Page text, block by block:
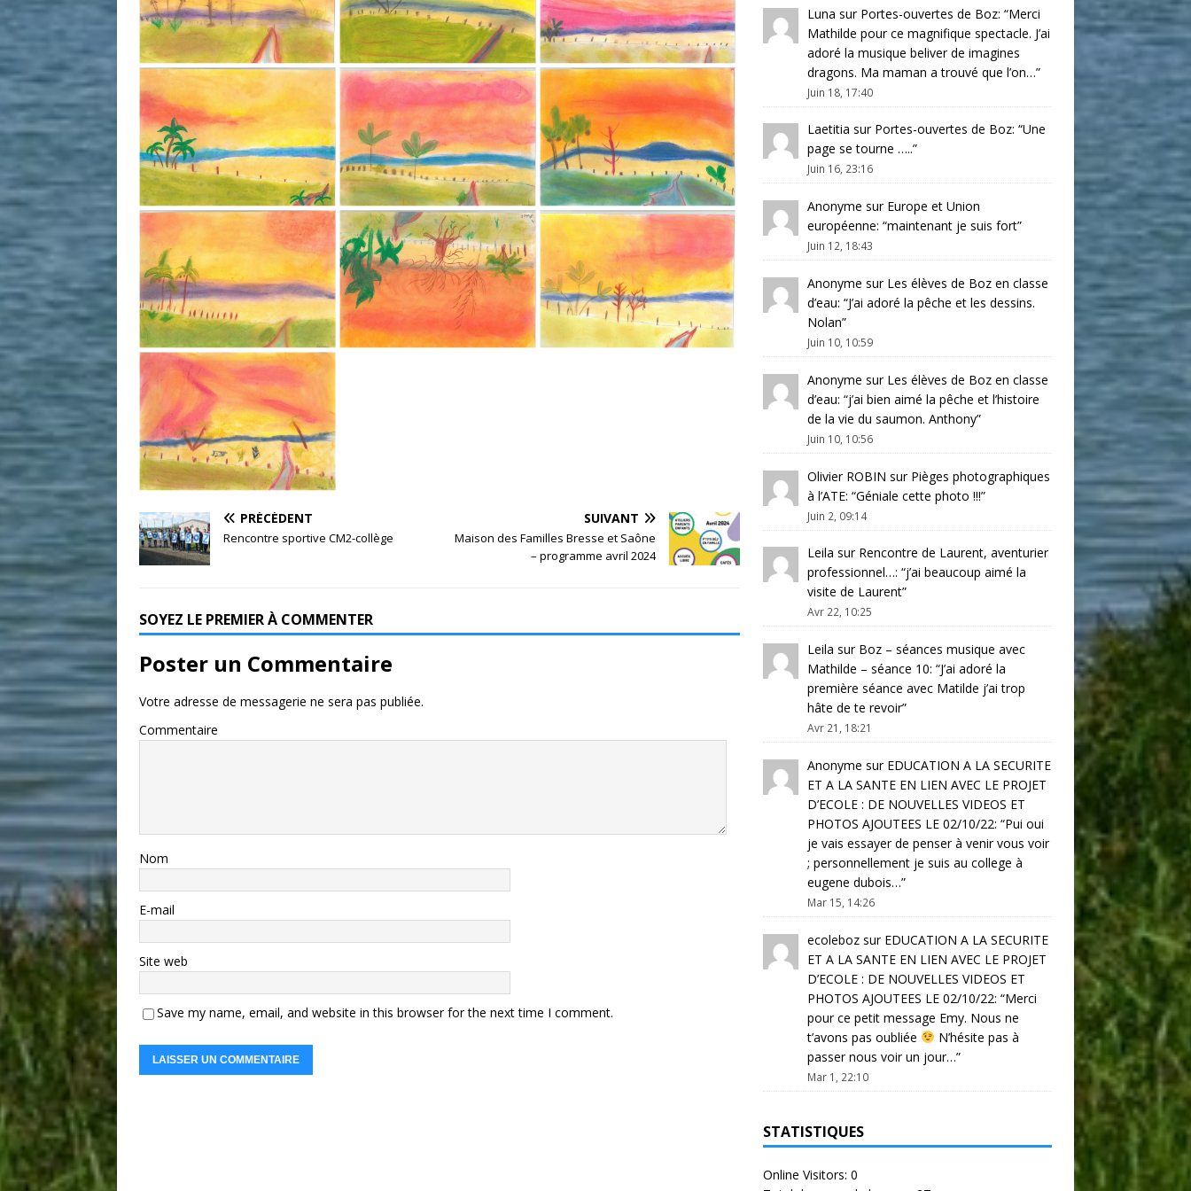
PRÉCÉDENT
Rencontre sportive CM2-collège
SUIVANT
Maison des Familles Bresse et Saône
– programme avril 2024
SOYEZ LE PREMIER À COMMENTER
Poster un Commentaire
Votre adresse de messagerie ne sera pas publiée.
Commentaire
Nom
E-mail
Site web
Save my name, email, and website in this browser for the next time I comment.
Luna sur Portes-ouvertes de Boz: “Merci
Mathilde pour ce magnifique spectacle. J’ai
adoré la musique beliver de imagines
dragons. Ma maman a trouvé que l’on…”
Juin 18, 17:40
Laetitia sur Portes-ouvertes de Boz: “Une
page se tourne …..”
Juin 16, 23:16
Anonyme sur Europe et Union
européenne: “maintenant je suis fort”
Juin 12, 18:43
Anonyme sur Les élèves de Boz en classe
d’eau: “J’ai adoré la pêche et les dessins.
Nolan”
Juin 10, 10:59
Anonyme sur Les élèves de Boz en classe
d’eau: “j’ai bien aimé la pêche et l’histoire
de la vie du saumon. Anthony”
Juin 10, 10:56
Olivier ROBIN sur Pièges photographiques
à l’ATE: “Géniale cette photo !!!”
Juin 2, 09:14
Leila sur Rencontre de Laurent, aventurier
professionnel…: “j’ai beaucoup aimé la
visite de Laurent”
Avr 22, 10:25
Leila sur Boz – séances musique avec
Mathilde – séance 10: “J’ai adoré la
première séance avec Matilde j’ai trop
hâte de te revoir”
Avr 21, 18:21
Anonyme sur EDUCATION A LA SECURITE
ET A LA SANTE EN LIEN AVEC LE PROJET
D’ECOLE : DE NOUVELLES VIDEOS ET
PHOTOS AJOUTEES LE 02/10/22: “Pui oui
je vais essayer de penser à venir vous voir
; personnellement je suis au college à
eugene dubois…”
Mar 15, 14:26
ecolebozsur EDUCATION A LA SECURITE
ET A LA SANTE EN LIEN AVEC LE PROJET
D’ECOLE : DE NOUVELLES VIDEOS ET
PHOTOS AJOUTEES LE 02/10/22: “Merci
pour ce petit message Emy. Nous ne
t’avons pas oubliée
N’hésite pas à
passer nous voir un jour…”
Mar 1, 22:10
STATISTIQUES
Online Visitors: 0